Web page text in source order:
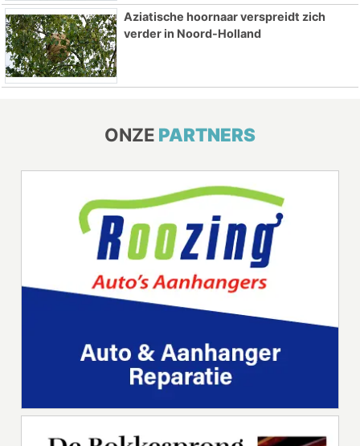
Aziatische hoornaar verspreidt zich
verder in Noord-Holland
ONZE PARTNERS